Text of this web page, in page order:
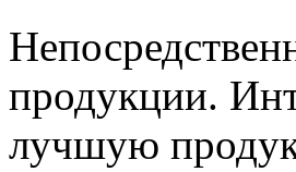
продукции.
лучшую